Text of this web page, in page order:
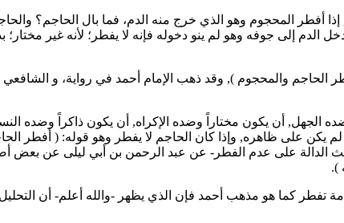
إذا أفطر المحجوم وهو الذي خرج منه الدم، فما بال الحاجم؟
دخل الدم إلى جوفه وهو لم ينو دخوله فإنه لا يفطر؛ لأنه غير
الحاجم والمحجوم ), وقد ذهب الإمام أحمد في رواية، و الشافعي
الجهل, أن يكون مختاراً وضده الإكراه, أن يكون ذاكراً وضده
يكن على ظاهره, وإذا كان الحاجم لا يفطر وهو قوله: ( أفطر
الدالة على عدم الفطر- عن عبد الرحمن بن أبي ليلى عن بعض
).
تفطر كما هو مذهب أحمد فإن الذي يظهر -والله أعلم- أن